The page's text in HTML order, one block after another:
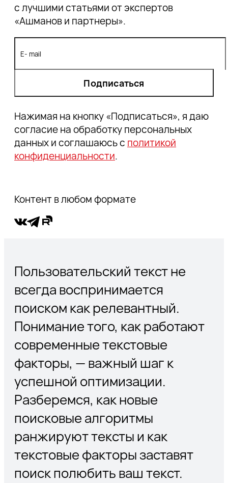
Пользовательский текст не
всегда воспринимается
поиском как релевантный.
Понимание того, как работают
современные текстовые
факторы, — важный шаг к
успешной оптимизации.
Разберемся, как новые
поисковые алгоритмы
ранжируют тексты и как
текстовые факторы заставят
поиск полюбить ваш текст.
Как работать с классическими текстовыми
факторами при новых алгоритмах?
New-gen текстовые факторы: модель DSSM
Модель BERT от Google — следующий шаг к
с лучшими статьями от экспертов
«Ашманов и партнеры».
Подписаться
Нажимая на кнопку «Подписаться», я даю
согласие на обработку персональных
данных и соглашаюсь с политикой
конфиденциальности.
Контент в любом формате